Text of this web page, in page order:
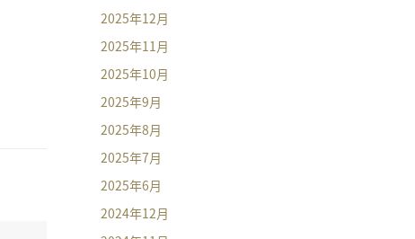
2025年12月
2025年11月
2025年10月
2025年9月
2025年8月
2025年7月
2025年6月
2024年12月